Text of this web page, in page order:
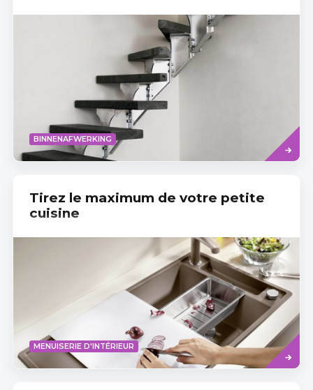
BINNENAFWERKING
more
Tirez le maximum de votre petite
cuisine
MENUISERIE D'INTÉRIEUR
Read
more